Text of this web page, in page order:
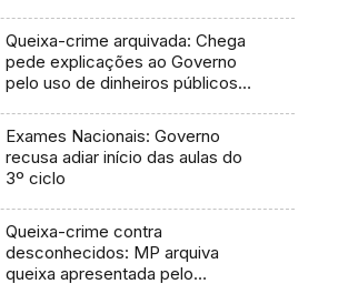
Queixa-crime arquivada: Chega
pede explicações ao Governo
pelo uso de dinheiros públicos
Exames Nacionais: Governo
recusa adiar início das aulas do
3º ciclo
Queixa-crime contra
desconhecidos: MP arquiva
queixa apresentada pelo